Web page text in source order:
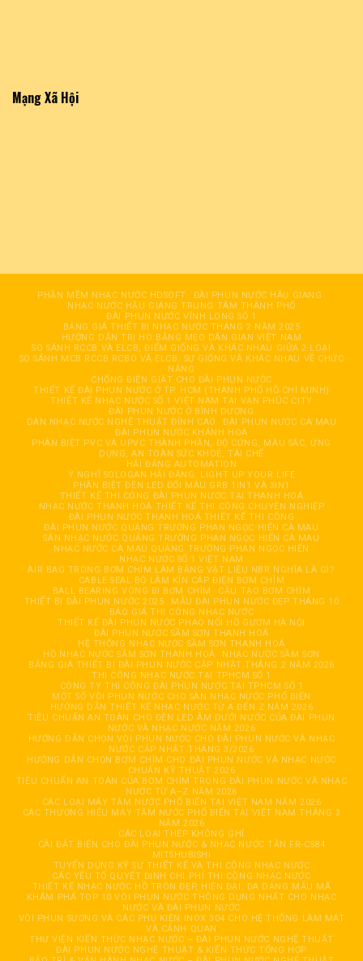
Mạng Xã Hội
PHẦN MỀM NHẠC NƯỚC HDSOFT
ĐÀI PHUN NƯỚC HÂỤ GIANG
NHẠC NƯỚC HẬU GIANG TRUNG TÂM THÀNH PHỐ
ĐÀI PHUN NƯỚC VĨNH LONG SỐ 1
BẢNG GIÁ THIẾT BỊ NHẠC NƯỚC THÁNG 2 NĂM 2025
HƯỚNG DẪN TRỊ HO BẰNG MẸO DÂN GIAN VIỆT NAM
SO SÁNH RCCB VÀ ELCB, ĐIỂM GIỐNG VÀ KHÁC NHAU GIỮA 2 LOẠI
SO SÁNH MCB RCCB RCBO VÀ ELCB: SỰ GIỐNG VÀ KHÁC NHAU VỀ CHỨC
NĂNG
CHỐNG ĐIỆN GIẬT CHO ĐÀI PHUN NƯỚC
THIẾT KẾ ĐÀI PHUN NƯỚC Ở TP. HCM (THÀNH PHỐ HỒ CHÍ MINH)
THIẾT KẾ NHẠC NƯỚC SỐ 1 VIỆT NAM TẠI VẠN PHÚC CITY
ĐÀI PHUN NƯỚC Ở BÌNH DƯƠNG
DÀN NHẠC NƯỚC NGHỆ THUẬT ĐỈNH CAO
ĐÀI PHUN NƯỚC CÀ MAU
ĐÀI PHUN NƯỚC KHÁNH HOÀ
PHÂN BIỆT PVC VÀ UPVC THÀNH PHẦN, ĐỘ CỨNG, MÀU SẮC, ỨNG
DỤNG, AN TOÀN SỨC KHOẺ, TÁI CHẾ
HẢI ĐĂNG AUTOMATION
Ý NGHĨ SOLOGAN HẢI ĐĂNG: LIGHT UP YOUR LIFE
PHÂN BIỆT ĐÈN LED ĐỔI MÀU GRB 1IN1 VÀ 3IN1
THIẾT KẾ THI CÔNG ĐÀI PHUN NƯỚC TẠI THANH HOÁ
NHẠC NƯỚC THANH HOÁ THIẾT KẾ THI CÔNG CHUYÊN NGHIỆP
ĐÀI PHUN NƯỚC THANH HOÁ THIẾT KẾ THI CÔNG
ĐÀI PHUN NƯỚC QUẢNG TRƯỜNG PHAN NGỌC HIỂN CÀ MAU
SÀN NHẠC NƯỚC QUẢNG TRƯỜNG PHAN NGỌC HIỂN CÀ MAU
NHẠC NƯỚC CÀ MAU QUẢNG TRƯỜNG PHAN NGỌC HIỂN
NHẠC NƯỚC SỐ 1 VIỆT NAM
AIR BAG TRONG BƠM CHÌM LÀM BẰNG VẬT LIỆU NBR NGHĨA LÀ GÌ?
CABLE SEAL BỘ LÀM KÍN CÁP ĐIỆN BƠM CHÌM
BALL BEARING VÒNG BI BƠM CHÌM
CẦU TẠO BƠM CHÌM
THIẾT BỊ ĐÀI PHUN NƯỚC 2025
MẪU ĐÀI PHUN NƯỚC ĐẸP THÁNG 10
BÁO GIÁ THI CÔNG NHẠC NƯỚC
THIẾT KẾ ĐÀI PHUN NƯỚC PHAO NỔI HỒ GƯƠM HÀ NỘI
ĐÀI PHUN NƯỚC SẦM SƠN THANH HOÁ
HỆ THỐNG NHẠC NƯỚC SẦM SƠN THANH HOÁ
HỒ NHẠC NƯỚC SẦM SƠN THANH HOÁ
NHẠC NƯỚC SẦM SƠN
BẢNG GIÁ THIẾT BỊ ĐÀI PHUN NƯỚC CẬP NHẬT THÁNG 2 NĂM 2026
THI CÔNG NHẠC NƯỚC TẠI TPHCM SỐ 1
CÔNG TY THI CÔNG ĐÀI PHUN NƯỚC TẠI TPHCM SỐ 1
MỘT SỐ VÒI PHUN NƯỚC CHO SÀN NHẠC NƯỚC PHỔ BIẾN
HƯỚNG DẪN THIẾT KẾ NHẠC NƯỚC TỪ A ĐẾN Z NĂM 2026
TIÊU CHUẨN AN TOÀN CHO ĐÈN LED ÂM DƯỚI NƯỚC CỦA ĐÀI PHUN
NƯỚC VÀ NHẠC NƯỚC NĂM 2026
HƯỚNG DẪN CHỌN VÒI PHUN NƯỚC CHO ĐÀI PHUN NƯỚC VÀ NHẠC
NƯỚC CẬP NHẬT THÁNG 3/2026
HƯỚNG DẪN CHỌN BƠM CHÌM CHO ĐÀI PHUN NƯỚC VÀ NHẠC NƯỚC
CHUẨN KỸ THUẬT 2026
TIÊU CHUẨN AN TOÀN CỦA BƠM CHÌM TRONG ĐÀI PHUN NƯỚC VÀ NHẠC
NƯỚC TỪ A–Z NĂM 2026
CÁC LOẠI MÁY TĂM NƯỚC PHỔ BIẾN TẠI VIỆT NAM NĂM 2026
CÁC THƯƠNG HIỆU MÁY TĂM NƯỚC PHỔ BIẾN TẠI VIỆT NAM THÁNG 3
NĂM 2026
CÁC LOẠI THÉP KHÔNG GHỈ
CÀI ĐẶT BIẾN CHO ĐÀI PHUN NƯỚC & NHẠC NƯỚC TẦN FR-CS84
MITSHUBISHI
TUYỂN DỤNG KỸ SƯ THIẾT KẾ VÀ THI CÔNG NHẠC NƯỚC
CÁC YẾU TỐ QUYẾT ĐỊNH CHI PHÍ THI CÔNG NHẠC NƯỚC
THIẾT KẾ NHẠC NƯỚC HỒ TRÒN ĐẸP, HIỆN ĐẠI, ĐA DẠNG MẪU MÃ
KHÁM PHÁ TOP 10 VÒI PHUN NƯỚC THÔNG DỤNG NHẤT CHO NHẠC
NƯỚC VÀ ĐÀI PHUN NƯỚC
VÒI PHUN SƯƠNG VÀ CÁC PHỤ KIỆN INOX 304 CHO HỆ THỐNG LÀM MÁT
VÀ CẢNH QUAN
THƯ VIỆN KIẾN THỨC NHẠC NƯỚC – ĐÀI PHUN NƯỚC NGHỆ THUẬT
ĐÀI PHUN NƯỚC NGHỆ THUẬT & KIẾN THỨC TỔNG HỢP